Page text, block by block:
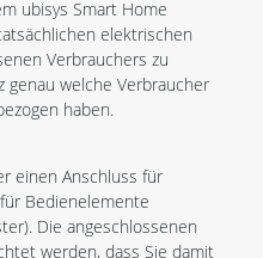
ubisys Smart Home
elektrischen
Verbrauchers zu
genau welche Verbraucher
haben.
einen Anschluss für
Bedienelemente
Die angeschlossenen
werden, dass Sie damit